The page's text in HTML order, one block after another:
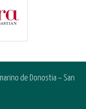
de Donostia – San